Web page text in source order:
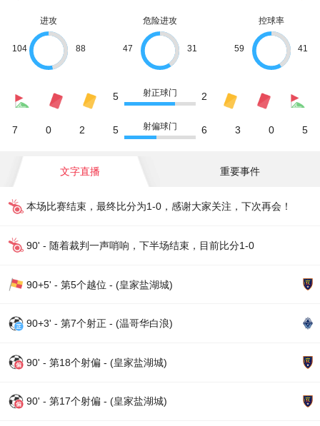
进攻
104 88
危险进攻
47 31
控球率
59 41
5 射正球门 2
7 0 2 5 射偏球门 6 3 0 5
文字直播 重要事件
本场比赛结束，最终比分为1-0，感谢大家关注，下次再会！
90' - 随着裁判一声哨响，下半场结束，目前比分1-0
90+5' - 第5个越位 - (皇家盐湖城)
90+3' - 第7个射正 - (温哥华白浪)
90' - 第18个射偏 - (皇家盐湖城)
90' - 第17个射偏 - (皇家盐湖城)